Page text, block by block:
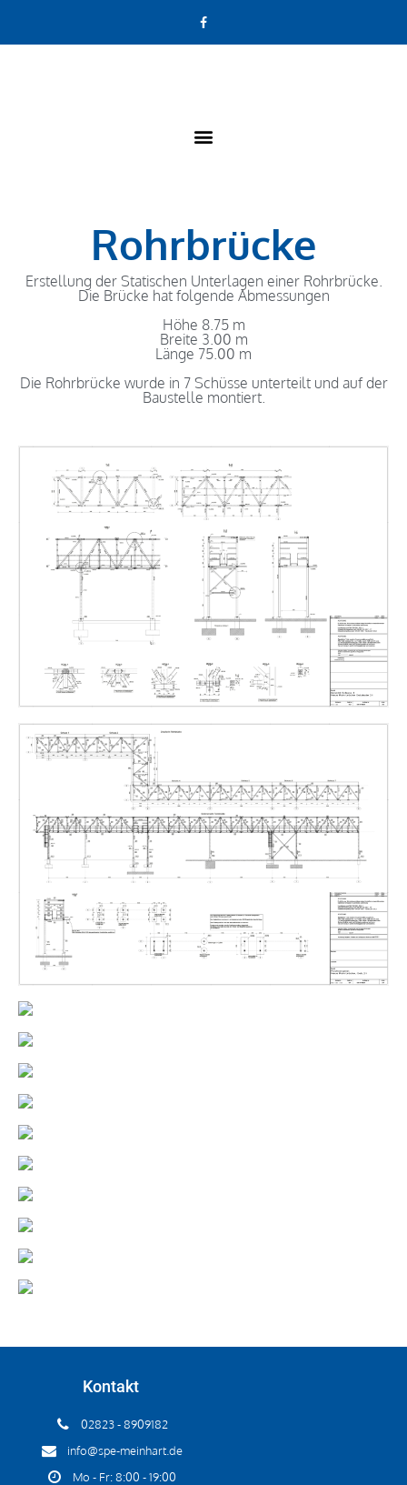
Rohrbrücke
Erstellung der Statischen Unterlagen einer Rohrbrücke.
Die Brücke hat folgende Abmessungen
Höhe 8.75 m
Breite 3.00 m
Länge 75.00 m
Die Rohrbrücke wurde in 7 Schüsse unterteilt und auf der
Baustelle montiert.
Kontakt
02823 - 8909182
info@spe-meinhart.de
Mo - Fr: 8:00 - 19:00